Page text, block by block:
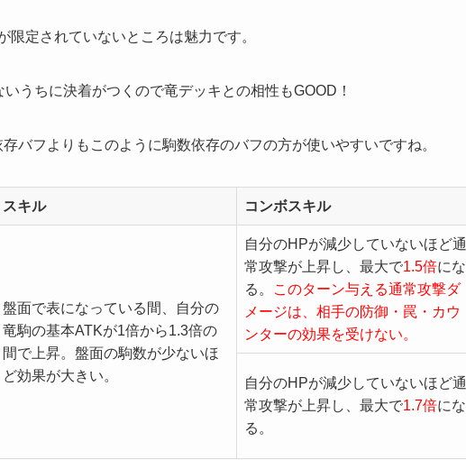
定されていないところは魅力です。
うちに決着がつくので竜デッキとの相性もGOOD！
バフよりもこのように駒数依存のバフの方が使いやすいですね。
スキル コンボスキル
盤面で表になっている間、自分の
竜駒の基本ATKが1倍から1.3倍の
間で上昇。盤面の駒数が少ないほ
ど効果が大きい。
自分のHPが減少していないほど通
常攻撃が上昇し、最大で1.5倍にな
る。
このターン与える通常攻撃ダ
メージは、相手の防御・罠・カウ
ンターの効果を受けない。
自分のHPが減少していないほど通
常攻撃が上昇し、最大で1.7倍にな
る。